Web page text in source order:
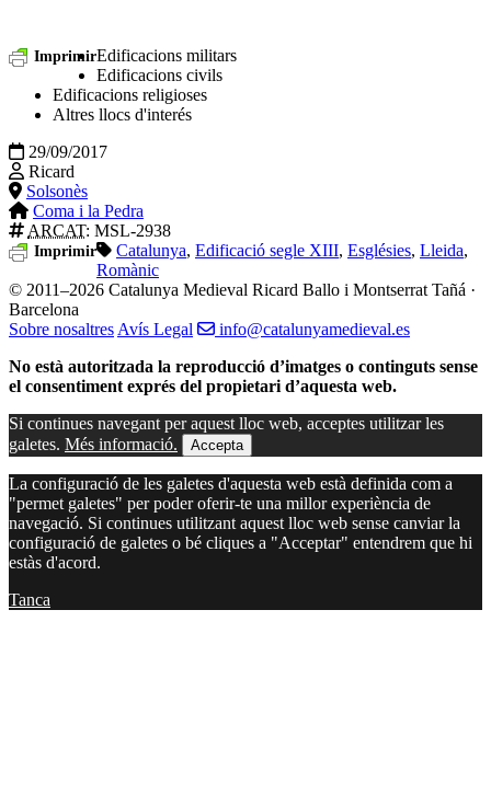
ImprimirEdificacions militars
Edificacions civils
Edificacions religioses
Altres llocs d'interés
29/09/2017
Ricard
Solsonès
Coma i la Pedra
ARCAT: MSL-2938
Imprimir Catalunya, Edificació segle XIII, Esglésies, Lleida,
Romànic
© 2011–2026 Catalunya Medieval Ricard Ballo i Montserrat Tañá ·
Barcelona
Sobre nosaltres Avís Legal
info@catalunyamedieval.es
No està autoritzada la reproducció d’imatges o continguts sense
el consentiment exprés del propietari d’aquesta web.
Si continues navegant per aquest lloc web, acceptes utilitzar les
galetes. Més informació. Accepta
La configuració de les galetes d'aquesta web està definida com a
"permet galetes" per poder oferir-te una millor experiència de
navegació. Si continues utilitzant aquest lloc web sense canviar la
configuració de galetes o bé cliques a "Acceptar" entendrem que hi
estàs d'acord.
Tanca